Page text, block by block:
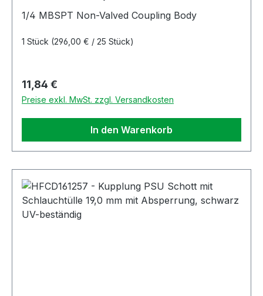
1/4 MBSPT Non-Valved Coupling Body
1 Stück (296,00 € / 25 Stück)
Regulärer Preis:
11,84 €
Preise exkl. MwSt. zzgl. Versandkosten
In den Warenkorb